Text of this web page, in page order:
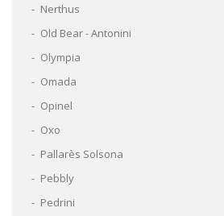
Nerthus
Old Bear - Antonini
Olympia
Omada
Opinel
Oxo
Pallarès Solsona
Pebbly
Pedrini